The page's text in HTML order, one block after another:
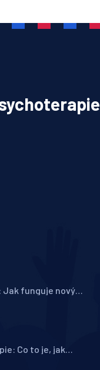
Jak funguje nový
Co to je, jak